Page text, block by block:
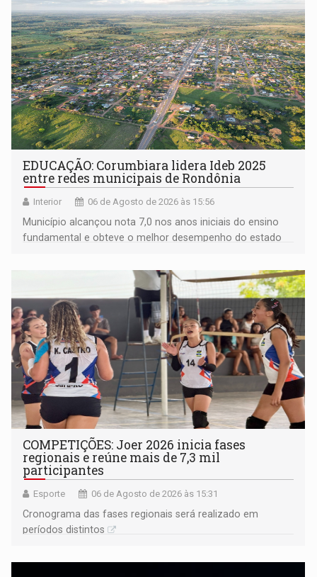
EDUCAÇÃO: Corumbiara lidera Ideb 2025
entre redes municipais de Rondônia
Interior 06 de Agosto de 2026 às 15:56
Município alcançou nota 7,0 nos anos iniciais do ensino
fundamental e obteve o melhor desempenho do estado
COMPETIÇÕES: Joer 2026 inicia fases
regionais e reúne mais de 7,3 mil
participantes
Esporte 06 de Agosto de 2026 às 15:31
Cronograma das fases regionais será realizado em
períodos distintos